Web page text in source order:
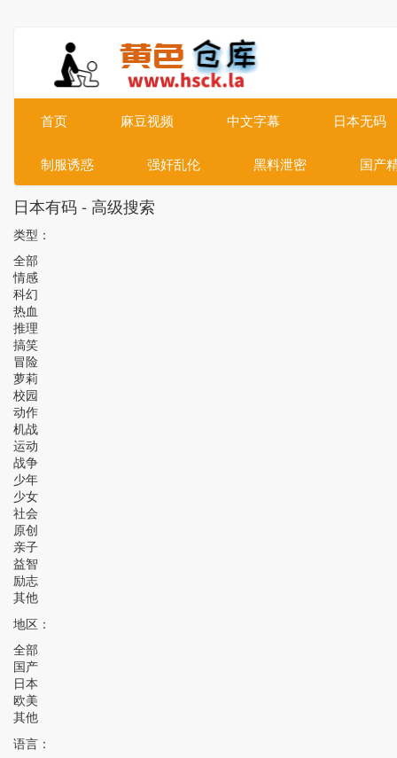
首页 麻豆视频 中文字幕 日本无码
制服诱惑 强奸乱伦 黑料泄密 国产
日本有码 - 高级搜索
类型：
全部
情感
科幻
热血
推理
搞笑
冒险
萝莉
校园
动作
机战
运动
战争
少年
少女
社会
原创
亲子
益智
励志
其他
地区：
全部
国产
日本
欧美
其他
语言：